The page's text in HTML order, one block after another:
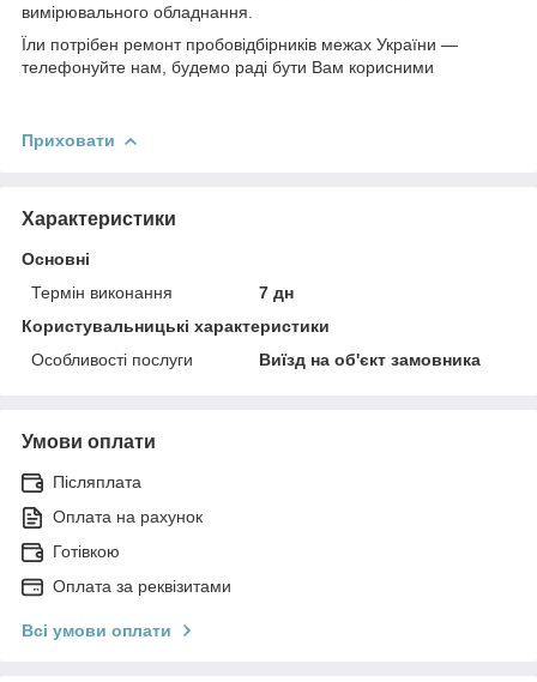
вимірювального обладнання.
Їли потрібен ремонт пробовідбірників межах України —
телефонуйте нам, будемо раді бути Вам корисними
Приховати
Характеристики
Основні
Термін виконання
7 дн
Користувальницькі характеристики
Особливості послуги
Виїзд на об'єкт замовника
Умови оплати
Післяплата
Оплата на рахунок
Готівкою
Оплата за реквізитами
Всі умови оплати